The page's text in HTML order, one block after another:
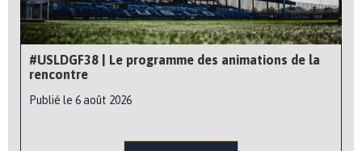
#USLDGF38 | Le programme des animations de la
rencontre
Publié le 6 août 2026